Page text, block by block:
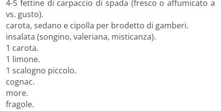
4-5 fettine di carpaccio di spada (fresco o affumicato a
vs. gusto).
carota, sedano e cipolla per brodetto di gamberi.
insalata (songino, valeriana, misticanza).
1 carota.
1 limone.
1 scalogno piccolo.
cognac.
more.
fragole.